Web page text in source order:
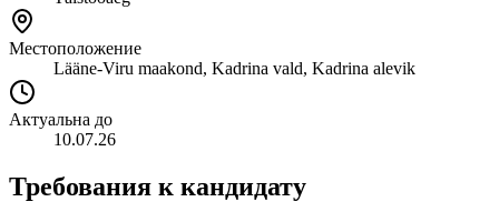
Местоположение
Lääne-Viru maakond, Kadrina vald, Kadrina alevik
Актуальна до
10.07.26
Требования к кандидату